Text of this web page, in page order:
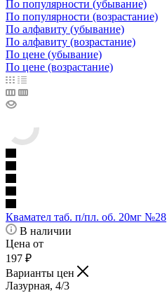
По популярности (убывание)
По популярности (возрастание)
По алфавиту (убывание)
По алфавиту (возрастание)
По цене (убывание)
По цене (возрастание)
Квамател таб. п/пл. об. 20мг №28
В наличии
Цена от
197 ₽
Варианты цен
Лазурная, 4/3